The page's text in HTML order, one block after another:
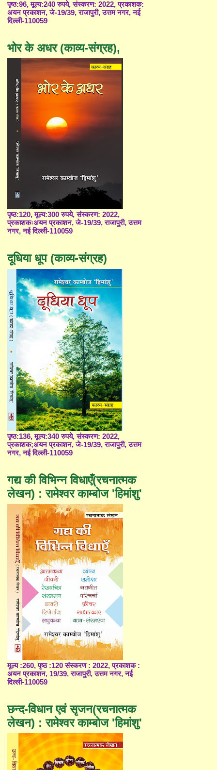
पृष्ठ:96, मूल्य:240 रुपये, संस्करण: 2022, प्रकाशक:
अयन प्रकाशन, जे-19/39, राजापुरी, उत्तम नगर, नई
दिल्ली-110059
भोर के अधर (काव्य-संग्रह),
पृष्ठ:120, मूल्य:300 रुपये, संस्करण: 2022,
प्रकाशकःअयन प्रकाशन, जे-19/39, राजापुरी, उत्तम
नगर, नई दिल्ली-110059
दूधिया धूप (काव्य-संग्रह)
पृष्ठ:136, मूल्य:340 रुपये, संस्करण: 2022,
प्रकाशक;अयन प्रकाशन, जे-19/39, राजापुरी, उत्तम
नगर, नई दिल्ली-110059
गद्य की विभिन्न विधाएँ(रचनात्मक
लेखन) : रामेश्वर काम्बोज 'हिमांशु'
मूल्य :260, पृष्ठ :120 संस्करण : 2022, प्रकाशक :
अयन प्रकाशन, 19/39, राजापुरी, उत्तम नगर, नई
दिल्ली-110059
छन्द-विधान एवं सृजन(रचनात्मक
लेखन) : रामेश्वर काम्बोज 'हिमांशु'